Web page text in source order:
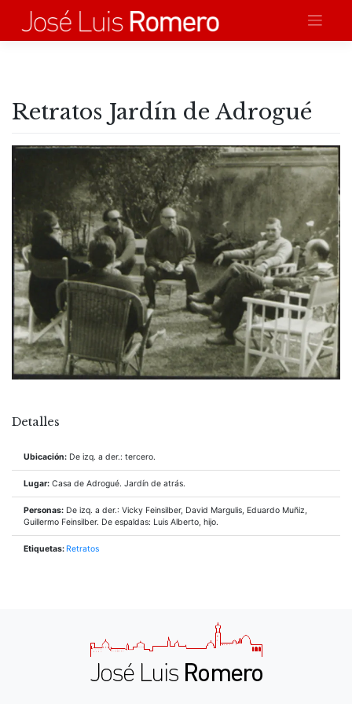
contenido
Retratos Jardín de Adrogué
Detalles
Ubicación: De izq. a der.: tercero.
Lugar: Casa de Adrogué. Jardín de atrás.
Personas: De izq. a der.: Vicky Feinsilber, David Margulis, Eduardo Muñiz,
Guillermo Feinsilber. De espaldas: Luis Alberto, hijo.
Etiquetas: Retratos